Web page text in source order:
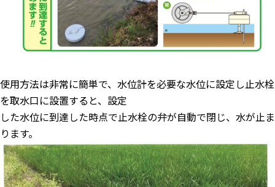
使用方法は非常に簡単で、水位計を必要な水位に設定し止水栓
を取水口に設置すると、設定
した水位に到達した時点で止水栓の弁が自動で閉じ、水が止ま
ります。